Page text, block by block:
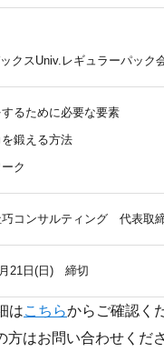
クスUniv.レギュラーパック
するために必要な要素
を鍛える方法
ク
巧コンサルティング 代表
21日(日) 締切
はこちらからご確認く
はお問い合わせくださ